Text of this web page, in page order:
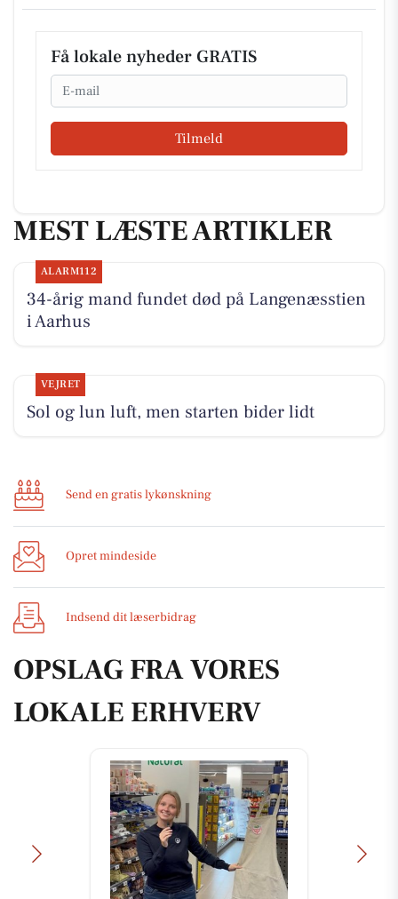
Få lokale nyheder GRATIS
Email
Tilmeld
MEST LÆSTE ARTIKLER
ALARM112
34-årig mand fundet død på Langenæsstien
i Aarhus
VEJRET
Sol og lun luft, men starten bider lidt
Send en gratis lykønskning
Opret mindeside
Indsend dit læserbidrag
OPSLAG FRA VORES
LOKALE ERHVERV